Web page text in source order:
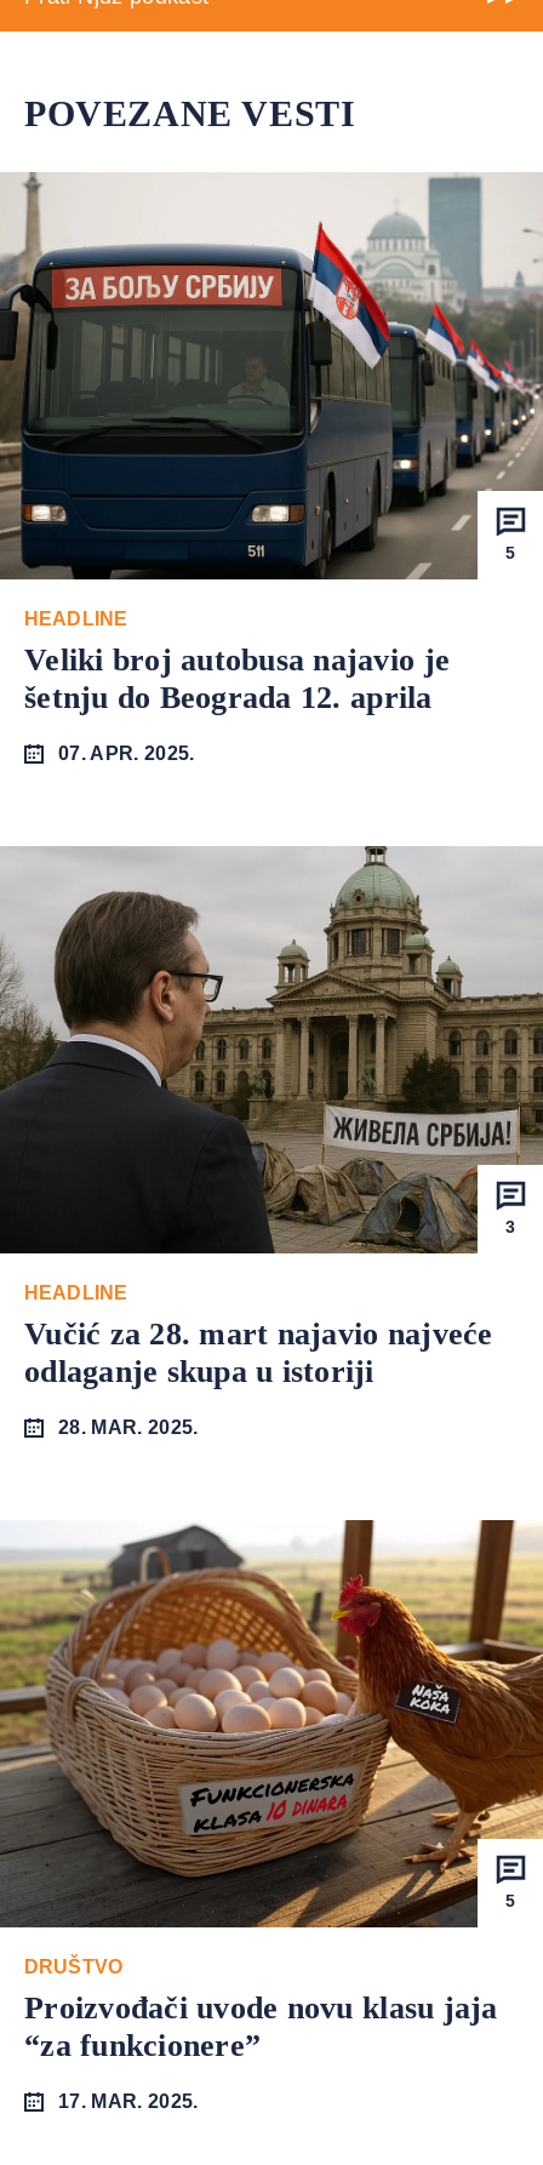
POVEZANE VESTI
5
HEADLINE
Veliki broj autobusa najavio je
šetnju do Beograda 12. aprila
07. APR. 2025.
3
HEADLINE
Vučić za 28. mart najavio najveće
odlaganje skupa u istoriji
28. MAR. 2025.
5
DRUŠTVO
Proizvođači uvode novu klasu jaja
“za funkcionere”
17. MAR. 2025.